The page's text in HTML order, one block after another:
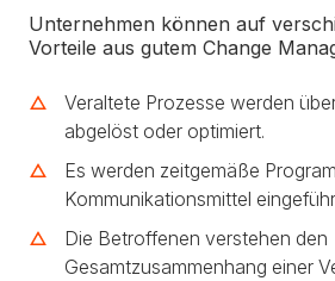
Unternehmen können auf
Vorteile aus gutem Change
Veraltete Prozesse werden
abgelöst oder optimiert.
Es werden zeitgemäße
Kommunikationsmittel
Die Betroffenen verstehen den
Gesamtzusammenhang einer